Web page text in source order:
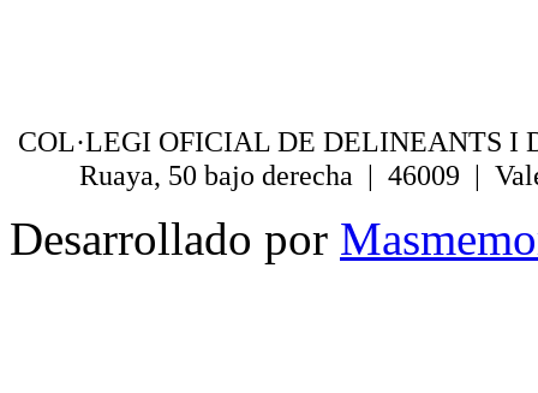
COL·LEGI OFICIAL DE DELINEANTS I
Ruaya, 50 bajo derecha | 46009 |
Desarrollado por